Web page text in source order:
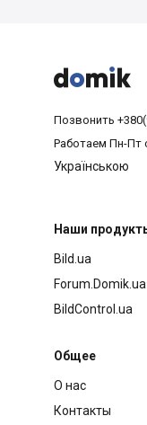



Позвонить
Работаем Пн-Пт
Українською
Наши
Bild.ua
Forum.Domik.ua
BildControl.ua
Общее
О нас
Контакты